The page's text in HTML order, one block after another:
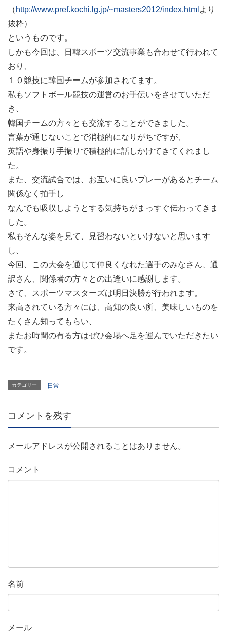
（ http://www.pref.kochi.lg.jp/~masters2012/index.html より
抜粋）
というものです。
しかも今回は、日韓スポーツ交流事業も合わせて行われて
おり、
１０競技に韓国チームが参加されてます。
私もソフトボール競技の運営のお手伝いをさせていただ
き、
韓国チームの方々とも交流することができました。
言葉が通じないことで消極的になりがちですが、
英語や身振り手振りで積極的に話しかけてきてくれまし
た。
また、交流試合では、お互いに良いプレーがあるとチーム
関係なく拍手し
なんでも吸収しようとする気持ちがまっすぐ伝わってきま
した。
私もそんな姿を見て、見習わないといけないと思います
し、
今回、この大会を通じて仲良くなれた選手のみなさん、通
訳さん、関係者の方々との出逢いに感謝します。
さて、スポーツマスターズは明日決勝が行われます。
来高されている方々には、高知の良い所、美味しいものを
たくさん知ってもらい、
またお時間の有る方はぜひ会場へ足を運んでいただきたい
です。
カテゴリー 日常
コメントを残す
メールアドレスが公開されることはありません。
コメント
名前
メール